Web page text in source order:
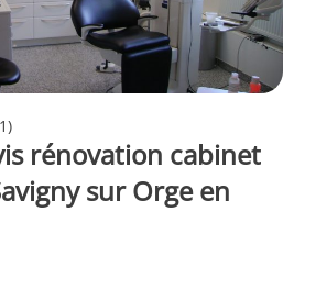
rénovation cabinet
sur Orge en